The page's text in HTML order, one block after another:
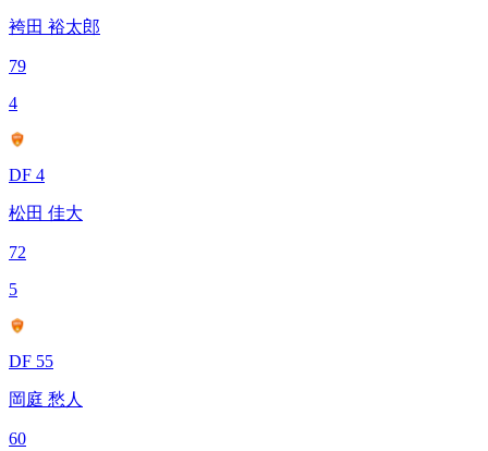
袴田 裕太郎
79
4
DF 4
松田 佳大
72
5
DF 55
岡庭 愁人
60